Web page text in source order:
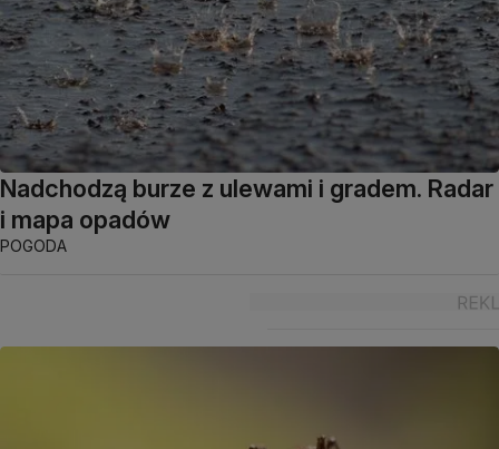
Nadchodzą burze z ulewami i gradem. Radar
i mapa opadów
POGODA